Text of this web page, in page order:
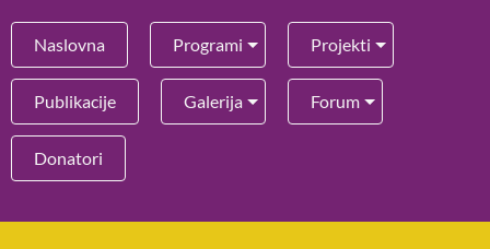
Naslovna Programi Projekti
Publikacije Galerija Forum
Donatori